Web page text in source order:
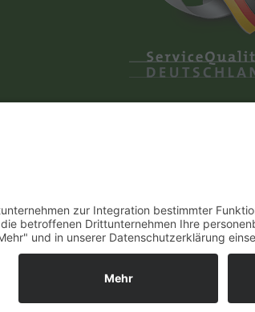
Maßnahme wird mitfinanziert mit Steuermitteln
Grundlage des von den Abgeordneten des
Landtags beschlossenen Haushaltes.